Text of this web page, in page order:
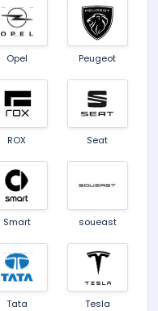
Opel Peugeot
ROX Seat
Smart soueast
Tata Tesla